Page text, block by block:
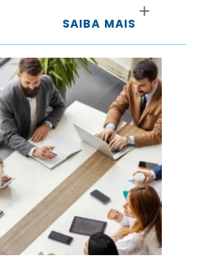
SAIBA MAIS